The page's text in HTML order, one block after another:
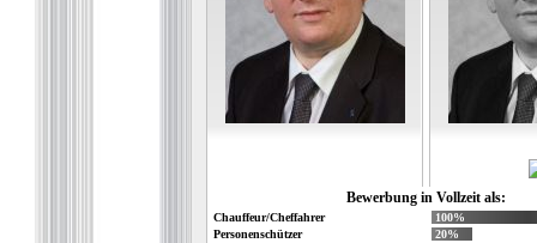
Bewerbung in Vollzeit als:
Chauffeur/Cheffahrer
100%
Personenschützer
20%